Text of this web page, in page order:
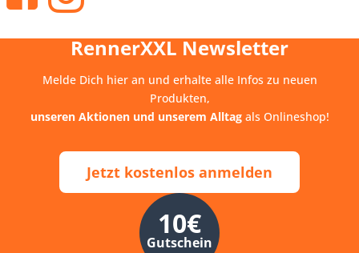
RennerXXL Newsletter
Melde Dich hier an und erhalte alle Infos zu neuen
Produkten,
unseren Aktionen und unserem Alltagals Onlineshop!
Jetzt kostenlos anmelden
10€
Gutschein